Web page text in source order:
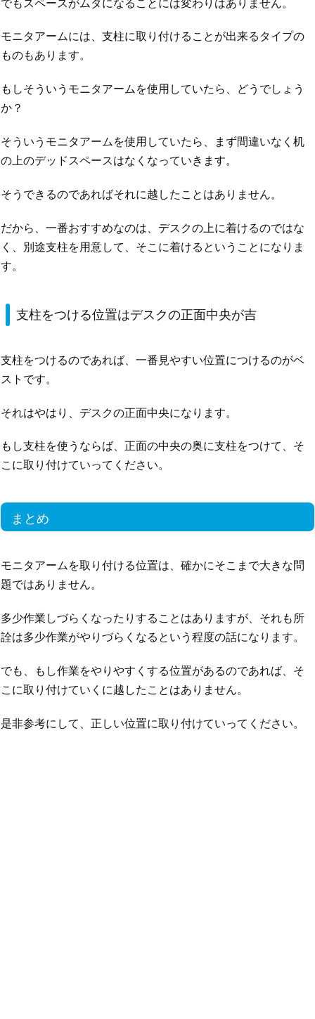
モニタアームには、支柱に取り付けることが出来るタイプの
ものもあります。
もしそういうモニタアームを使用していたら、どうでしょう
か？
そういうモニタアームを使用していたら、まず間違いなく机
の上のデッドスペースはなくなっていきます。
そうできるのであればそれに越したことはありません。
だから、一番おすすめなのは、デスクの上に着けるのではな
く、別途支柱を用意して、そこに着けるということになりま
す。
支柱をつける位置はデスクの正面中央が吉
支柱をつけるのであれば、一番見やすい位置につけるのがベ
ストです。
それはやはり、デスクの正面中央になります。
もし支柱を使うならば、正面の中央の奥に支柱をつけて、そ
こに取り付けていってください。
まとめ
モニタアームを取り付ける位置は、確かにそこまで大きな問
題ではありません。
多少作業しづらくなったりすることはありますが、それも所
詮は多少作業がやりづらくなるという程度の話になります。
でも、もし作業をやりやすくする位置があるのであれば、そ
こに取り付けていくに越したことはありません。
是非参考にして、正しい位置に取り付けていってください。